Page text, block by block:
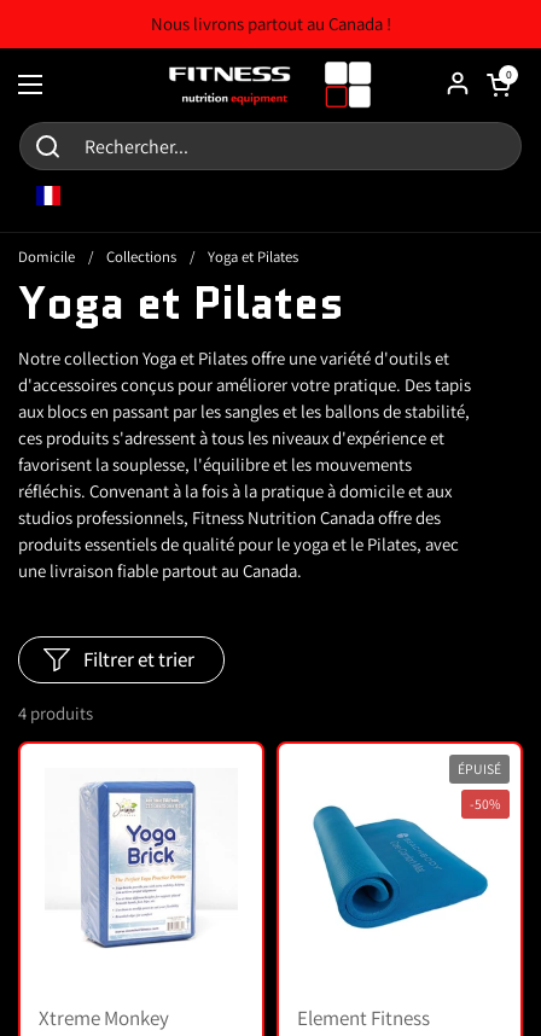
Nous livrons partout au Canada !
Ouvrir le menu
Chariot
0
Domicile / Collections / Yoga et Pilates
Yoga et Pilates
Notre collection Yoga et Pilates offre une variété d'outils et
d'accessoires conçus pour améliorer votre pratique. Des tapis
aux blocs en passant par les sangles et les ballons de stabilité,
ces produits s'adressent à tous les niveaux d'expérience et
favorisent la souplesse, l'équilibre et les mouvements
réfléchis. Convenant à la fois à la pratique à domicile et aux
studios professionnels, Fitness Nutrition Canada offre des
produits essentiels de qualité pour le yoga et le Pilates, avec
une livraison fiable partout au Canada.
4 produits
Filtrer et trier
Xtreme Monkey Element Fitness
ÉPUISÉ
-50%